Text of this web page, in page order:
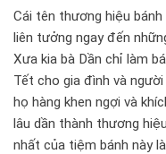
Cái tên thương hiệu
liên tưởng ngay đến
Xưa kia bà Dần chỉ làm
Tết cho gia đình và
họ hàng khen ngợi và
lâu dần thành thương
nhất của tiệm bánh này